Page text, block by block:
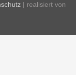
| realisiert von